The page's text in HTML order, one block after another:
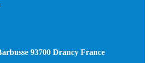
93700 Drancy France